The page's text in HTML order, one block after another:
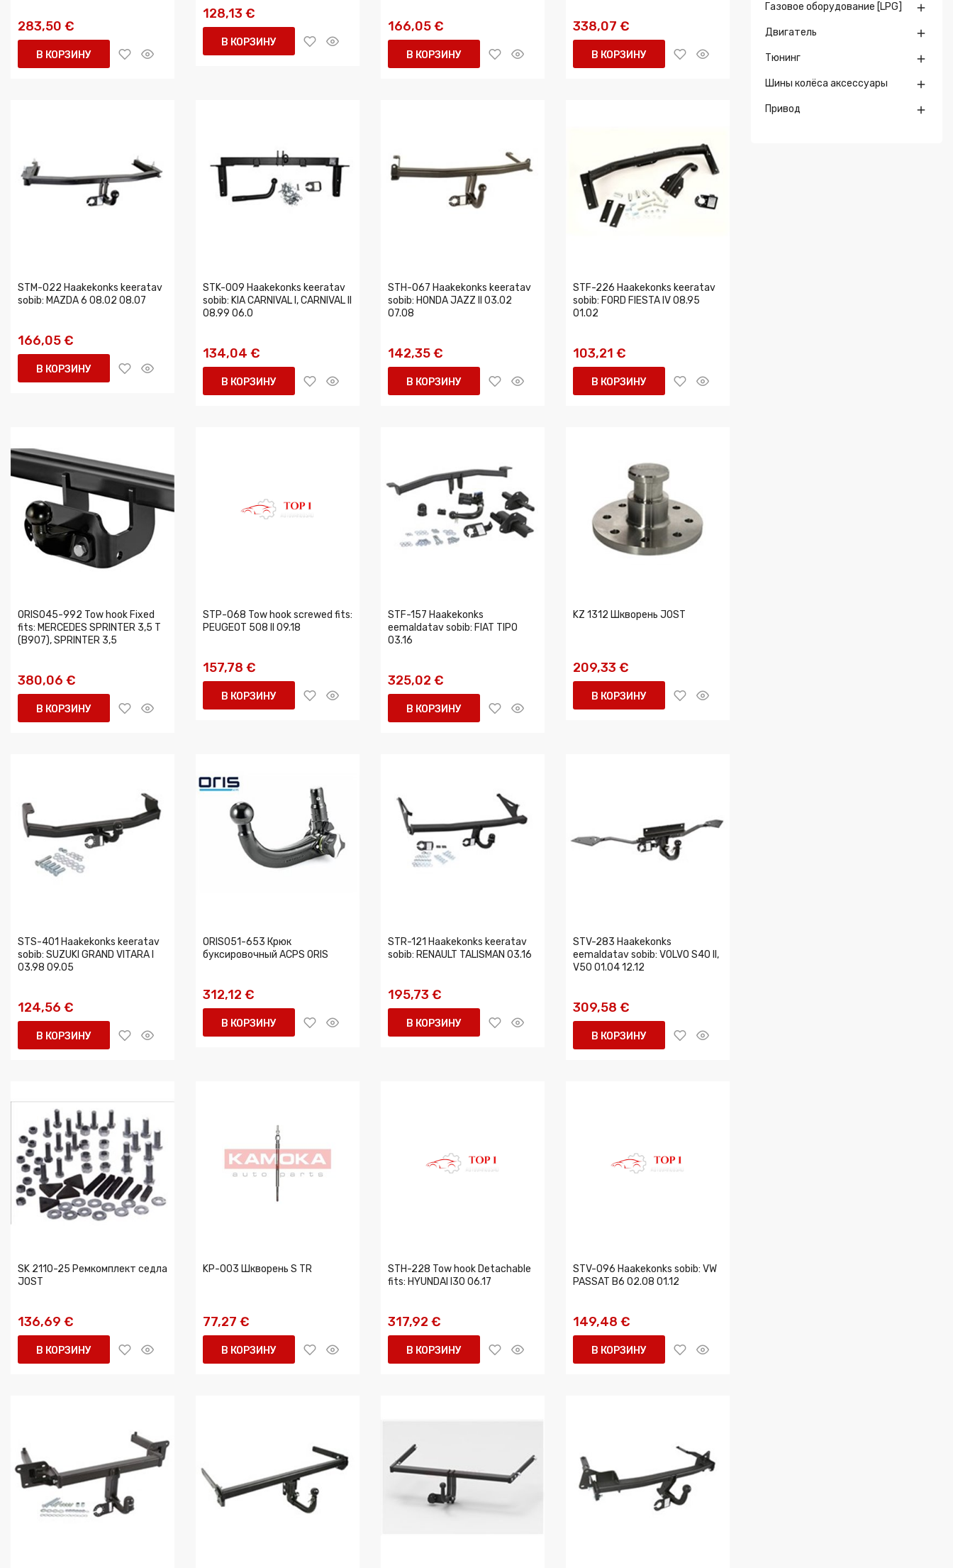
283,50 €
В КОРЗИНУ
128,13 €
В КОРЗИНУ
166,05 €
В КОРЗИНУ
338,07 €
В КОРЗИНУ
STM-022 Haakekonks keeratav
sobib: MAZDA 6 08.02 08.07
166,05 €
В КОРЗИНУ
STK-009 Haakekonks keeratav
sobib: KIA CARNIVAL I, CARNIVAL II
08.99 06.0
134,04 €
В КОРЗИНУ
STH-067 Haakekonks keeratav
sobib: HONDA JAZZ II 03.02
07.08
142,35 €
В КОРЗИНУ
STF-226 Haakekonks keeratav
sobib: FORD FIESTA IV 08.95
01.02
103,21 €
В КОРЗИНУ
ORIS045-992 Tow hook Fixed
fits: MERCEDES SPRINTER 3,5 T
(B907), SPRINTER 3,5
380,06 €
В КОРЗИНУ
STP-068 Tow hook screwed fits:
PEUGEOT 508 II 09.18
157,78 €
В КОРЗИНУ
STF-157 Haakekonks
eemaldatav sobib: FIAT TIPO
03.16
325,02 €
В КОРЗИНУ
KZ 1312 Шкворень JOST
209,33 €
В КОРЗИНУ
STS-401 Haakekonks keeratav
sobib: SUZUKI GRAND VITARA I
03.98 09.05
124,56 €
В КОРЗИНУ
ORIS051-653 Крюк
буксировочный ACPS ORIS
312,12 €
В КОРЗИНУ
STR-121 Haakekonks keeratav
sobib: RENAULT TALISMAN 03.16
195,73 €
В КОРЗИНУ
STV-283 Haakekonks
eemaldatav sobib: VOLVO S40 II,
V50 01.04 12.12
309,58 €
В КОРЗИНУ
SK 2110-25 Ремкомплект седла
JOST
136,69 €
В КОРЗИНУ
KP-003 Шкворень S TR
77,27 €
В КОРЗИНУ
STH-228 Tow hook Detachable
fits: HYUNDAI I30 06.17
317,92 €
В КОРЗИНУ
STV-096 Haakekonks sobib: VW
PASSAT B6 02.08 01.12
149,48 €
В КОРЗИНУ
Газовое оборудование [LPG] 
Двигатель 
Тюнинг 
Шины колёса аксессуары 
Привод 